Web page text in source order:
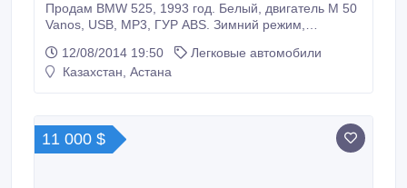
Продам BMW 525, 1993 год. Белый, двигатель М 50
Vanos, USB, MP3, ГУР ABS. Зимний режим,
полный электропакет, центр.замок, кондиционер,
противотуманки, тонировка, тит.диски, вложений не
12/08/2014 19:50
Легковые автомобили
Казахстан, Астана
11 000 $